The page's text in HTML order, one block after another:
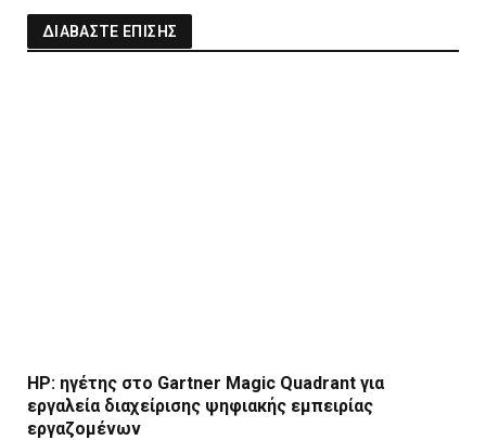
ΔΙΑΒΑΣΤΕ ΕΠΙΣΗΣ
HP: ηγέτης στο Gartner Magic Quadrant για
εργαλεία διαχείρισης ψηφιακής εμπειρίας
εργαζομένων